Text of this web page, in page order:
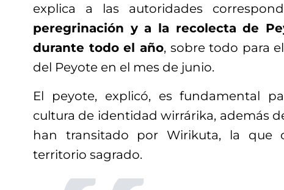
explica a las autoridades
peregrinación y a la recolecta de
durante todo el año, sobre todo para
del Peyote en el mes de junio.
El peyote, explicó, es fundamental
cultura de identidad wirrárika, además
han transitado por Wirikuta, la que
territorio sagrado.